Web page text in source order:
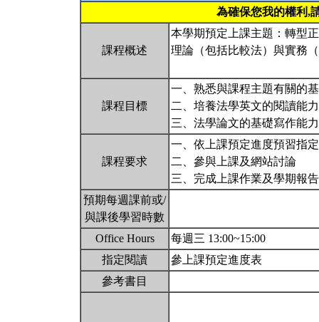
為確保您我的權利,
課程概述
本學期預定上課主題：轉型
理論（包括比較法）與實務
課程目標
一、熟悉與課程主題有關的
二、培養法學英文的閱讀能
三、法學論文的基礎寫作能
課程要求
一、依上課預定進度預習指
二、參與上課及網站討論
三、完成上課作業及學期報
預期每週課前或/
與課後學習時數
Office Hours
每週三 13:00~15:00
指定閱讀
參上課預定進度表
參考書目